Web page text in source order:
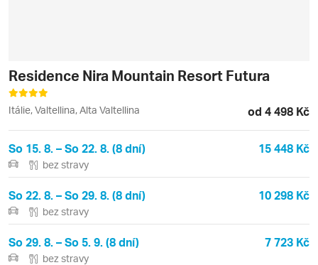
Residence Nira Mountain Resort Futura
Itálie, Valtellina, Alta Valtellina od 4 498 Kč
So 15. 8. – So 22. 8. (8 dní) 15 448 Kč
bez stravy
So 22. 8. – So 29. 8. (8 dní) 10 298 Kč
bez stravy
So 29. 8. – So 5. 9. (8 dní) 7 723 Kč
bez stravy